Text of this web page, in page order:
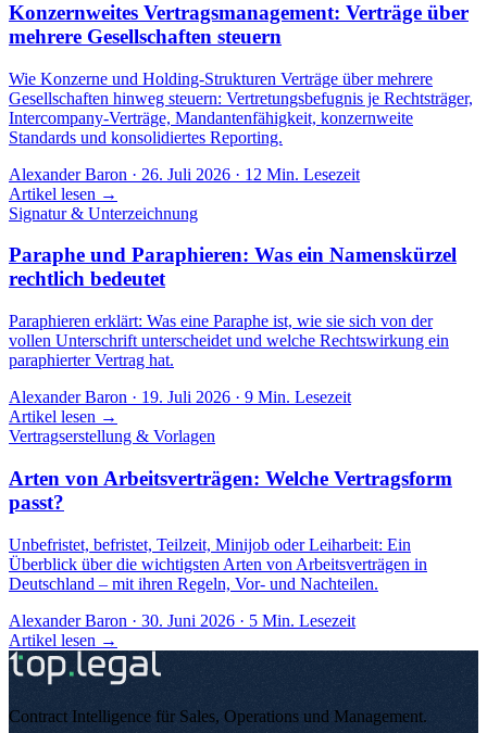
Konzernweites Vertragsmanagement: Verträge über
mehrere Gesellschaften steuern
Wie Konzerne und Holding-Strukturen Verträge über mehrere
Gesellschaften hinweg steuern: Vertretungsbefugnis je Rechtsträger,
Intercompany-Verträge, Mandantenfähigkeit, konzernweite
Standards und konsolidiertes Reporting.
Alexander Baron · 26. Juli 2026 · 12 Min. Lesezeit
Artikel lesen →
Signatur & Unterzeichnung
Paraphe und Paraphieren: Was ein Namenskürzel
rechtlich bedeutet
Paraphieren erklärt: Was eine Paraphe ist, wie sie sich von der
vollen Unterschrift unterscheidet und welche Rechtswirkung ein
paraphierter Vertrag hat.
Alexander Baron · 19. Juli 2026 · 9 Min. Lesezeit
Artikel lesen →
Vertragserstellung & Vorlagen
Arten von Arbeitsverträgen: Welche Vertragsform
passt?
Unbefristet, befristet, Teilzeit, Minijob oder Leiharbeit: Ein
Überblick über die wichtigsten Arten von Arbeitsverträgen in
Deutschland – mit ihren Regeln, Vor- und Nachteilen.
Alexander Baron · 30. Juni 2026 · 5 Min. Lesezeit
Artikel lesen →
Contract Intelligence für Sales, Operations und Management.